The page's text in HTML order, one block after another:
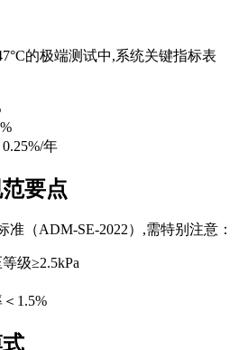
的极端测试中,系统关键指标表
年
要点
（ADM-SE-2022）,需特别注意：
级≥2.5kPa
1.5%